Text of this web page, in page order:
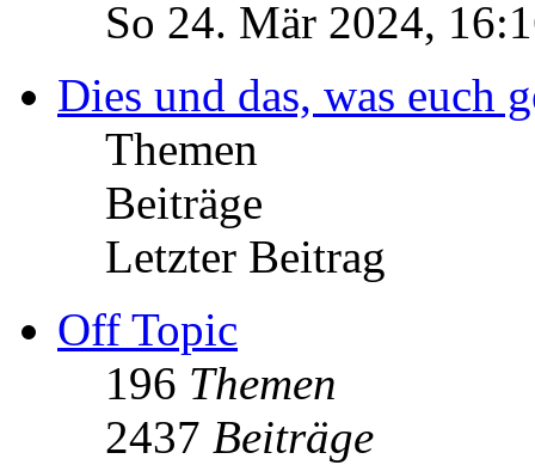
So 24. Mär 2024,
Dies und das, was euch
Themen
Beiträge
Letzter Beitrag
Off Topic
196 Themen
2437 Beiträge